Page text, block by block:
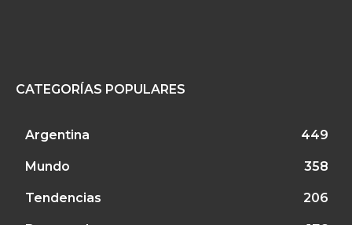
CATEGORÍAS POPULARES
Argentina 449
Mundo 358
Tendencias 206